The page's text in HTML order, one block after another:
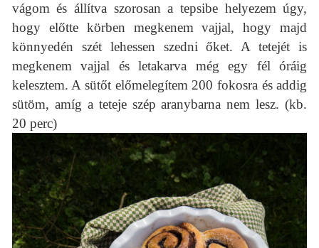
vágom és állítva szorosan a tepsibe helyezem úgy,
hogy előtte körben megkenem vajjal, hogy majd
könnyedén szét lehessen szedni őket. A tetejét is
megkenem vajjal és letakarva még egy fél óráig
kelesztem. A sütőt előmelegítem 200 fokosra és addig
sütöm, amíg a teteje szép aranybarna nem lesz. (kb.
20 perc)